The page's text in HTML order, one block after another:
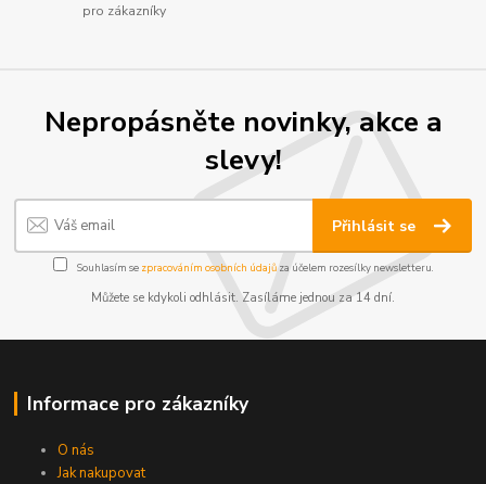
pro zákazníky
Nepropásněte novinky, akce a
slevy!
Přihlásit se
Souhlasím se zpracováním osobních údajůza účelem rozesílky newsletteru.
Můžete se kdykoli odhlásit. Zasíláme jednou za 14 dní.
Informace pro zákazníky
O nás
Jak nakupovat